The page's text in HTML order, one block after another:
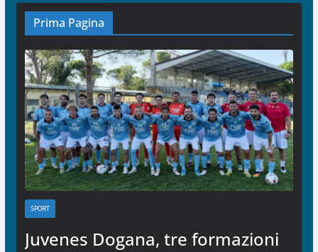
Prima Pagina
SPORT
Juvenes Dogana, tre formazioni